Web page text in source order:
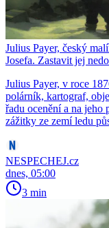
Julius Payer, český
Josefa. Zastavit jej
Julius Payer, v roce
polárník, kartograf,
řadu ocenění a na jeho
zážitky ze zemí ledu
NESPECHEJ.cz
dnes, 05:00
3 min